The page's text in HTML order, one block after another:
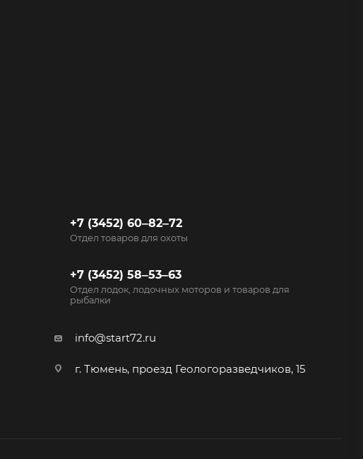
+7 (3452) 60‒82‒72
Отдел товаров для охоты
+7 (3452) 58‒53‒63
Отдел лодок, лодочных моторов и товаров для
рыбалки
info@start72.ru
г. Тюмень, проезд Геологоразведчиков, 15